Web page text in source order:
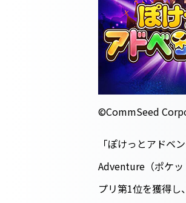
©CommSeed
「ぽけっとアドベ
Adventure（ポケッ
プリ第1位を獲得